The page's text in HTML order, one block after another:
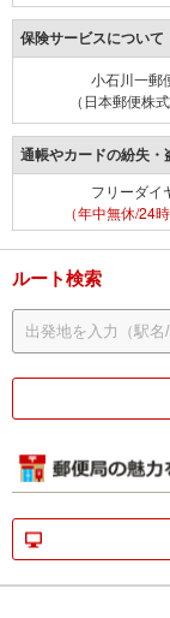
保険サービスについて
小石川一郵
（日本郵便株
通帳やカードの紛失
フリーダイ
（年中無休/24
ルート検索